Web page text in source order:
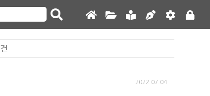
건
2022.07.04